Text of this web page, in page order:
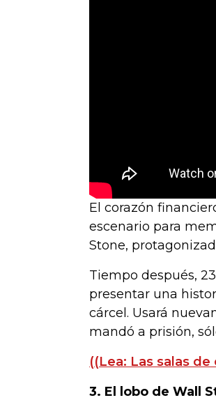
El corazón
escenario para
Stone,
Tiempo después,
presentar una
cárcel. Usará
mandó a prisión,
((Lea: Las salas
3. El lobo de Wall